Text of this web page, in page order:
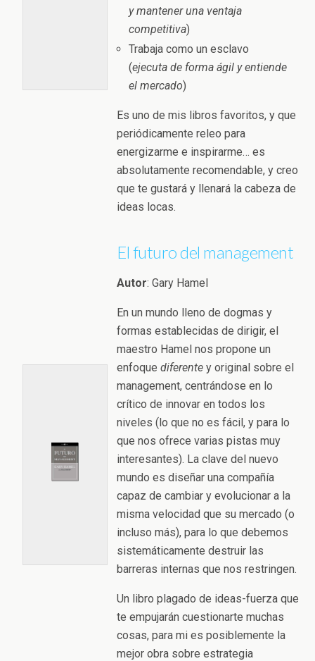
y mantener una ventaja
competitiva)
Trabaja como un esclavo
(ejecuta de forma ágil y entiende
el mercado)
Es uno de mis libros favoritos, y que
periódicamente releo para
energizarme e inspirarme… es
absolutamente recomendable, y creo
que te gustará y llenará la cabeza de
ideas locas.
El futuro del management
Autor: Gary Hamel
En un mundo lleno de dogmas y
formas establecidas de dirigir, el
maestro Hamel nos propone un
enfoque diferente y original sobre el
management, centrándose en lo
crítico de innovar en todos los
niveles (lo que no es fácil, y para lo
que nos ofrece varias pistas muy
interesantes). La clave del nuevo
mundo es diseñar una compañía
capaz de cambiar y evolucionar a la
misma velocidad que su mercado (o
incluso más), para lo que debemos
sistemáticamente destruir las
barreras internas que nos restringen.
Un libro plagado de ideas-fuerza que
te empujarán cuestionarte muchas
cosas, para mi es posiblemente la
mejor obra sobre estrategia